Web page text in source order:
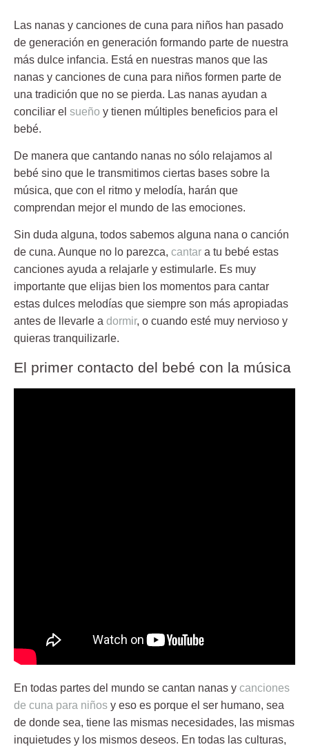
Las nanas y canciones de cuna para niños han pasado
de generación en generación formando parte de nuestra
más dulce infancia. Está en nuestras manos que las
nanas y canciones de cuna para niños formen parte de
una tradición que no se pierda. Las nanas ayudan a
conciliar el sueño y tienen múltiples beneficios para el
bebé.
De manera que cantando nanas no sólo relajamos al
bebé sino que le transmitimos ciertas bases sobre la
música, que con el ritmo y melodía, harán que
comprendan mejor el mundo de las emociones.
Sin duda alguna, todos sabemos alguna nana o canción
de cuna. Aunque no lo parezca, cantar a tu bebé estas
canciones ayuda a relajarle y estimularle. Es muy
importante que elijas bien los momentos para cantar
estas dulces melodías que siempre son más apropiadas
antes de llevarle a dormir, o cuando esté muy nervioso y
quieras tranquilizarle.
El primer contacto del bebé con la música
En todas partes del mundo se cantan nanas y canciones
de cuna para niños y eso es porque el ser humano, sea
de donde sea, tiene las mismas necesidades, las mismas
inquietudes y los mismos deseos. En todas las culturas,